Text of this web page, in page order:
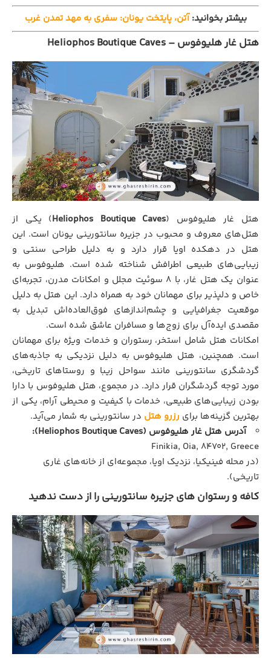
بیشتر بخوانید:آتن، پایتخت یونان: سفری به مهد تمدن غرب
هتل غار هلیوفوس – Heliophos Boutique Caves
هتل غار هلیوفوس (Heliophos Boutique Caves) یکی از
هتل‌های معروف و محبوب در جزیره سانتورینی یونان است. این
هتل در دهکده‌ اویا قرار دارد و به دلیل طراحی سنتی و
زیبایی‌های طبیعی اطرافش شناخته شده است. هلیوفوس به
عنوان یک هتل غار، با ۸ سوئیت مجلل و امکانات مدرن، تجربه‌ای
خاص و دلپذیر برای مهمانان خود به همراه دارد. این هتل به دلیل
موقعیت جغرافیایی و چشم‌اندازهای فوق‌العاده‌اش تبدیل به
مقصدی ایده‌آل برای زوج‌ها و مسافران عاشق شده است.
امکانات هتل شامل استخر، رستوران و خدمات ویژه برای مهمانان
است. همچنین، هتل هلیوفوس به دلیل نزدیکی به جاذبه‌های
گردشگری سانتورینی مانند سواحل زیبا و روستاهای تاریخی،
مورد توجه گردشگران قرار دارد. در مجموع، هتل هلیوفوس با دارا
بودن زیبایی‌های طبیعی، خدمات با کیفیت و محیطی آرام، یکی از
بهترین گزینه‌ها برای رزرو هتل در سانتورینی به شمار می‌آید.
آدرس هتل غار هلیوفوس (Heliophos Boutique Caves):
Finikia, Oia, 84702, Greece
(در محله فینیکیا، نزدیک اویا، مجموعه‌ای از خانه‌های غاری
تاریخی).
کافه و رستوان های جزیره سانتورینی را از دست ندهید